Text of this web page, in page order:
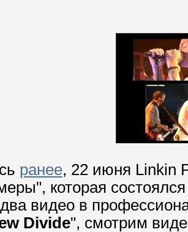
ранее, 22 июня Linkin
которая
видео в
Divide", смотрим